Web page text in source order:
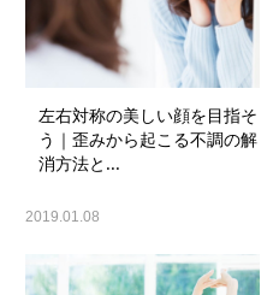
左右対称の美しい顔を目指そ
う｜歪みから起こる不調の解
消方法と...
2019.01.08